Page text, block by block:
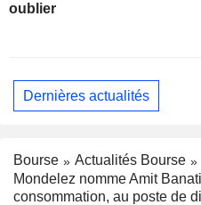
oublier
Dernières actualités
Bourse
Actualités Bourse
Mondelez nomme Amit
consommation, au poste de